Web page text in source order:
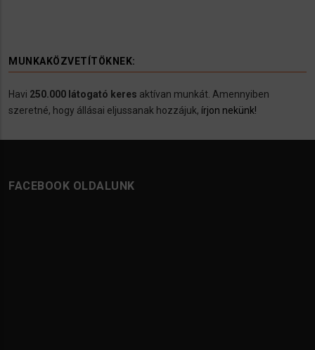
MUNKAKÖZVETÍTÖKNEK:
Havi 250.000 látogató keres aktívan munkát. Amennyiben
szeretné, hogy állásai eljussanak hozzájuk, írjon nekünk!
FACEBOOK OLDALUNK